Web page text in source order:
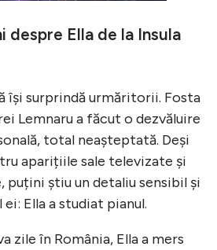
despre Ella de la Insula
își surprindă urmăritorii. Fosta
Lemnaru a făcut o dezvăluire
total neașteptată. Deși
aparițiile sale televizate și
puțini știu un detaliu sensibil și
Ella a studiat pianul.
zile în România, Ella a mers